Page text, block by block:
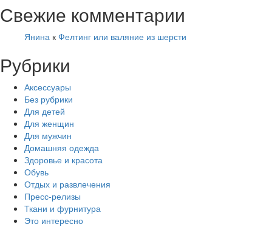
Свежие комментарии
Янина к Фелтинг или валяние из шерсти
Рубрики
Аксессуары
Без рубрики
Для детей
Для женщин
Для мужчин
Домашняя одежда
Здоровье и красота
Обувь
Отдых и развлечения
Пресс-релизы
Ткани и фурнитура
Это интересно